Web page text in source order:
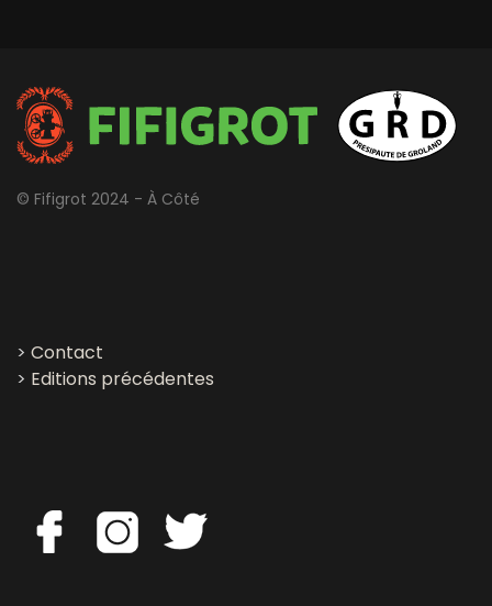
© Fifigrot 2024 - À Côté
> Contact
> Editions précédentes